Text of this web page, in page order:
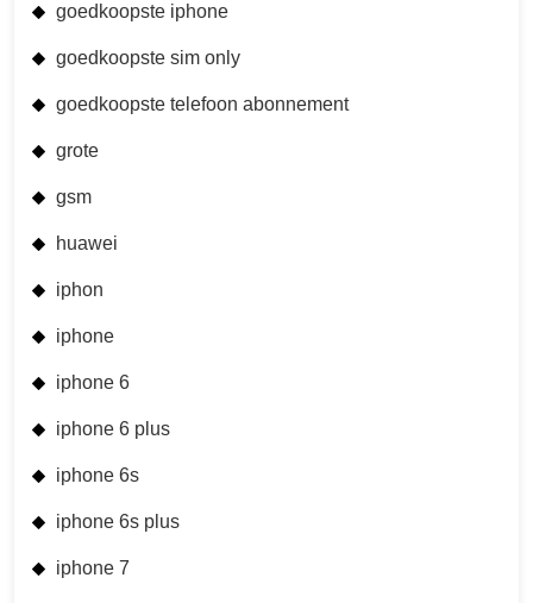
goedkoopste iphone
goedkoopste sim only
goedkoopste telefoon abonnement
grote
gsm
huawei
iphon
iphone
iphone 6
iphone 6 plus
iphone 6s
iphone 6s plus
iphone 7